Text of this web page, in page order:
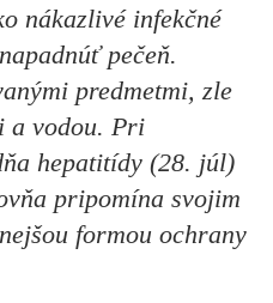
nákazlivé infekčné
pečeň.
predmetmi, zle
a vodou. Pri
hepatitídy (28. júl)
pripomína svojim
formou ochrany